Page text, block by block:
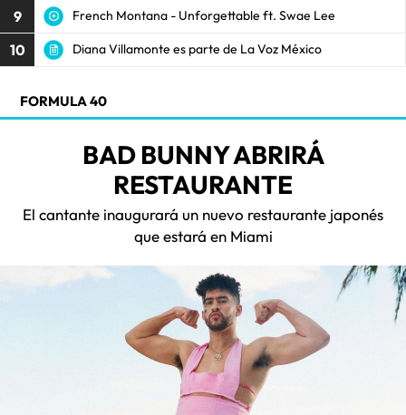
9 French Montana - Unforgettable ft. Swae Lee
10 Diana Villamonte es parte de La Voz México
FORMULA 40
BAD BUNNY ABRIRÁ
RESTAURANTE
El cantante inaugurará un nuevo restaurante japonés
que estará en Miami